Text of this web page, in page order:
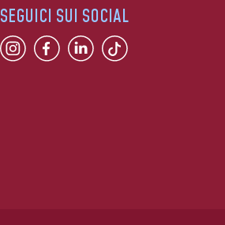
SEGUICI SUI SOCIAL